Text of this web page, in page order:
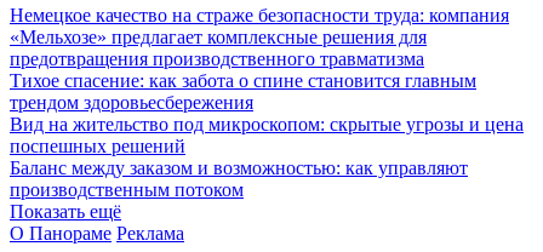
Немецкое качество на страже безопасности труда: компания
«Мельхозе» предлагает комплексные решения для
предотвращения производственного травматизма
Тихое спасение: как забота о спине становится главным
трендом здоровьесбережения
Вид на жительство под микроскопом: скрытые угрозы и цена
поспешных решений
Баланс между заказом и возможностью: как управляют
производственным потоком
Показать ещё
О Панораме Реклама